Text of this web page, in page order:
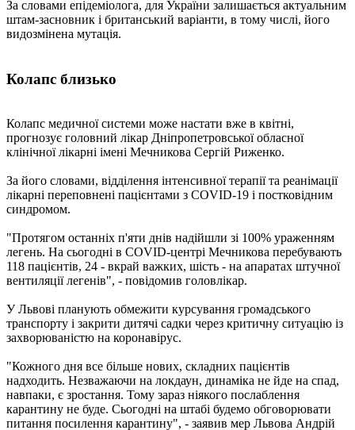
За словами епідеміолога, для України залишається актуальним
штам-засновник і британський варіанти, в тому числі, його
видозмінена мутація.
Колапс близько
Колапс медичної системи може настати вже в квітні,
прогнозує головний лікар Дніпропетровської обласної
клінічної лікарні імені Мечникова Сергій Риженко.
За його словами, відділення інтенсивної терапії та реанімації
лікарні переповнені пацієнтами з COVID-19 і постковідним
синдромом.
"Протягом останніх п'яти днів надійшли зі 100% ураженням
легень. На сьогодні в COVID-центрі Мечникова перебувають
118 пацієнтів, 24 - вкрай важких, шість - на апаратах штучної
вентиляції легенів", - повідомив головлікар.
У Львові планують обмежити курсування громадського
транспорту і закрити дитячі садки через критичну ситуацію із
захворюваністю на коронавірус.
"Кожного дня все більше нових, складних пацієнтів
надходить. Незважаючи на локдаун, динаміка не йде на спад,
навпаки, є зростання. Тому зараз ніякого послаблення
карантину не буде. Сьогодні на штабі будемо обговорювати
питання посилення карантину", - заявив мер Львова Андрій